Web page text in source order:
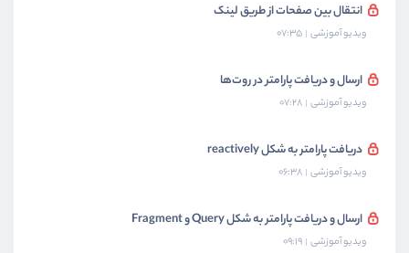
انتقال بین صفحات از طریق لینک
ویدیو آموزشی 07:35
ارسال و دریافت پارامتر در روت‌ها
ویدیو آموزشی 07:28
دریافت پارامتر به شکل reactively
ویدیو آموزشی 06:38
ارسال و دریافت پارامتر به شکل Query و Fragment
ویدیو آموزشی 09:19